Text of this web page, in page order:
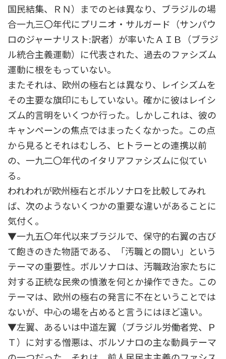
国民結集、ＲＮ）までの――とは異なり、ブラジルの場
合一九三〇年代にプリニオ・サルガード（サンパウ
ロのジャーナリスト:訳者）が率いたＡＩＢ（ブラジ
ル統合主義運動）に代表された、過去のファシズム
運動に根をもっていない。
またそれは、欧州の極右とは異なり、レイシズムを
その主要な旗印にもしていない。確かに彼はレイシ
ズム的言明をいくつか行った。しかしこれは、彼の
キャンペーンの焦点ではまったくなかった。この点
から見るとそれはむしろ、ヒトラーとの連携以前
の、一九二〇年代のイタリアファシズムに似てい
る。
われわれが欧州極右とボルソナロを比較してみれ
ば、次のようないくつかの重要な違いがあることに
気付く。
▼一九五〇年代以来ブラジルで、保守的右翼の古び
て飽きのきた物語である、「汚職との闘い」という
テーマの重要性。ボルソナロは、汚職政治家たちに
対する正統な民衆の憤激を何とか操作できた。この
テーマは、欧州の極右の発言に不在ということでは
ないが、中心の場を占めると言うにはほど遠い。
▼左翼、あるいは中道左翼（ブラジル労働者党、Ｐ
Ｔ）に対する憎悪は、ボルソナロの主な動員テーマ